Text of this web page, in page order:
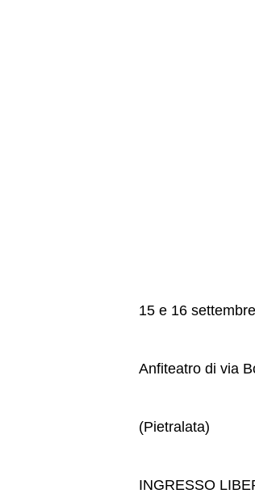
15 e 16
Anfiteatro di via
(Pietralata)
INGRESSO